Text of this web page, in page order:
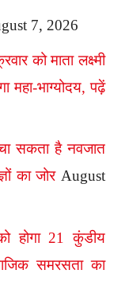
7, 2026
को माता लक्ष्मी
महा-भाग्योदय, पढ़ें
सकता है नवजात
का जोर August
होगा 21 कुंडीय
समरसता का